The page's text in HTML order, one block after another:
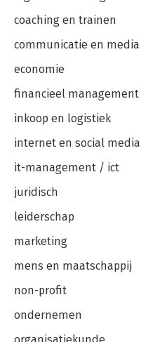
coaching en trainen
communicatie en media
economie
financieel management
inkoop en logistiek
internet en social media
it-management / ict
juridisch
leiderschap
marketing
mens en maatschappij
non-profit
ondernemen